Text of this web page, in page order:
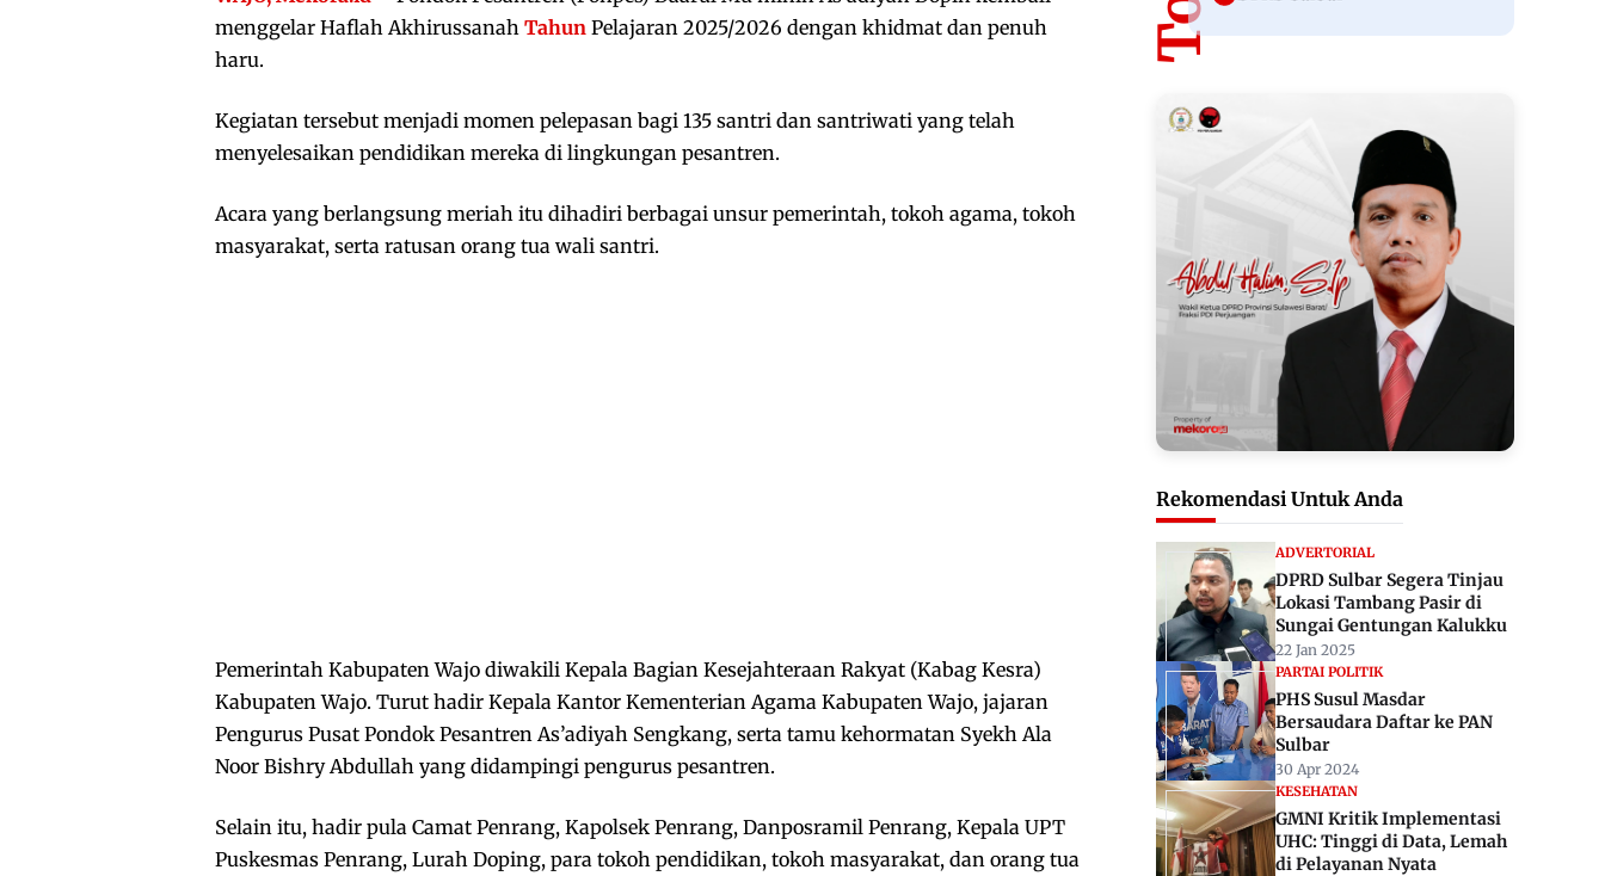
menggelar Haflah Akhirussanah Tahun Pelajaran 2025/2026 dengan khidmat dan penuh
haru.
Kegiatan tersebut menjadi momen pelepasan bagi 135 santri dan santriwati yang telah
menyelesaikan pendidikan mereka di lingkungan pesantren.
Acara yang berlangsung meriah itu dihadiri berbagai unsur pemerintah, tokoh agama, tokoh
masyarakat, serta ratusan orang tua wali santri.
Pemerintah Kabupaten Wajo diwakili Kepala Bagian Kesejahteraan Rakyat (Kabag Kesra)
Kabupaten Wajo. Turut hadir Kepala Kantor Kementerian Agama Kabupaten Wajo, jajaran
Pengurus Pusat Pondok Pesantren As’adiyah Sengkang, serta tamu kehormatan Syekh Ala
Noor Bishry Abdullah yang didampingi pengurus pesantren.
Selain itu, hadir pula Camat Penrang, Kapolsek Penrang, Danposramil Penrang, Kepala UPT
Puskesmas Penrang, Lurah Doping, para tokoh pendidikan, tokoh masyarakat, dan orang tua
Rekomendasi Untuk Anda
ADVERTORIAL
DPRD Sulbar Segera Tinjau
Lokasi Tambang Pasir di
Sungai Gentungan Kalukku
22 Jan 2025
PARTAI POLITIK
PHS Susul Masdar
Bersaudara Daftar ke PAN
Sulbar
30 Apr 2024
KESEHATAN
GMNI Kritik Implementasi
UHC: Tinggi di Data, Lemah
di Pelayanan Nyata